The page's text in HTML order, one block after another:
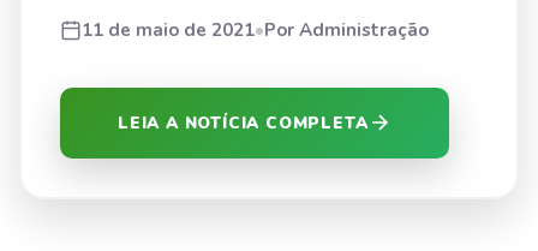
11 de maio de 2021•Por Administração
LEIA A NOTÍCIA COMPLETA